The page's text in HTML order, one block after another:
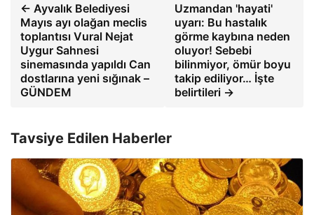
← Ayvalık Belediyesi
Mayıs ayı olağan meclis
toplantısı Vural Nejat
Uygur Sahnesi
sinemasında yapıldı Can
dostlarına yeni sığınak –
GÜNDEM
Uzmandan 'hayati'
uyarı: Bu hastalık
görme kaybına neden
oluyor! Sebebi
bilinmiyor, ömür boyu
takip ediliyor… İşte
belirtileri →
Tavsiye Edilen Haberler